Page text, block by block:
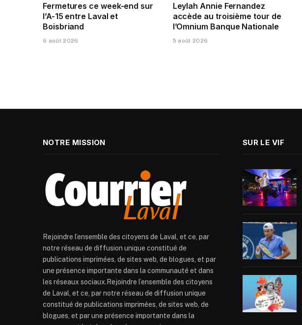
Fermetures ce week-end sur
l’A-15 entre Laval et
Boisbriand
6 août 2026
Leylah Annie Fernandez
accède au troisième tour de
l’Omnium Banque Nationale
5 août 2026
NOTRE MISSION
Rejoindre l’ensemble des citoyens de Laval, et ce, par
notre réseau de diffusion unique constitué de
publications imprimées, de sites web, de blogues, et par
une présence importante dans la communauté et dans
les réseaux sociaux.Rejoindre l’ensemble des citoyens
de Laval, et ce, par notre réseau de diffusion unique
constitué de publications imprimées, de sites web, de
blogues, et par une présence importante dans la
SUR LE VIF